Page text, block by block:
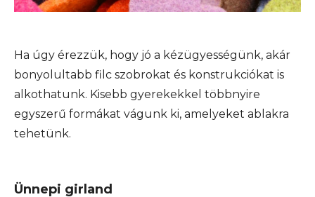
Ha úgy érezzük, hogy jó a kézügyességünk, akár
bonyolultabb filc szobrokat és konstrukciókat is
alkothatunk. Kisebb gyerekekkel többnyire
egyszerű formákat vágunk ki, amelyeket ablakra
tehetünk.
Ünnepi girland